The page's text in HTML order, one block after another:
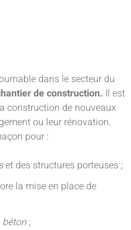
dans le secteur du
de construction. Il est
construction de nouveaux
ou leur rénovation.
pour :
et des structures porteuses ;
la mise en place de
béton;